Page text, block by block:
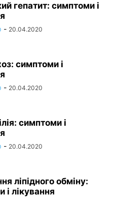
гепатит: симптоми і
- 20.04.2020
симптоми і
- 20.04.2020
симптоми і
- 20.04.2020
ліпідного обміну:
і лікування